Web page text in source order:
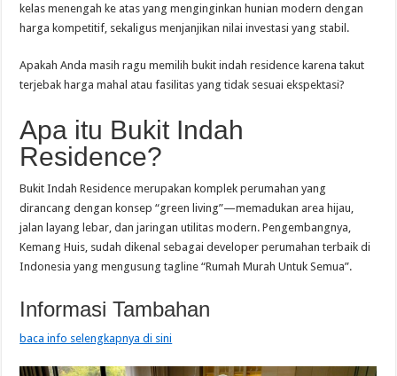
kelas menengah ke atas yang menginginkan hunian modern dengan
harga kompetitif, sekaligus menjanjikan nilai investasi yang stabil.
Apakah Anda masih ragu memilih bukit indah residence karena takut
terjebak harga mahal atau fasilitas yang tidak sesuai ekspektasi?
Apa itu Bukit Indah
Residence?
Bukit Indah Residence merupakan komplek perumahan yang
dirancang dengan konsep “green living”—memadukan area hijau,
jalan layang lebar, dan jaringan utilitas modern. Pengembangnya,
Kemang Huis, sudah dikenal sebagai developer perumahan terbaik di
Indonesia yang mengusung tagline “Rumah Murah Untuk Semua”.
Informasi Tambahan
baca info selengkapnya di sini